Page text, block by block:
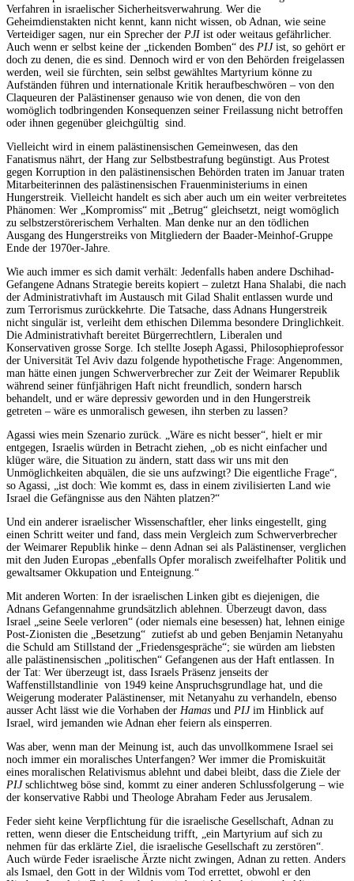
Verfahren in israelischer Sicherheitsverwahrung. Wer die
Geheimdienstakten nicht kennt, kann nicht wissen, ob Adnan, wie seine
Verteidiger sagen, nur ein Sprecher der PJI ist oder weitaus gefährlicher.
Auch wenn er selbst keine der „tickenden Bomben“ des PIJist, so gehört er
doch zu denen, die es sind. Dennoch wird er von den Behörden freigelassen
werden, weil sie fürchten, sein selbst gewähltes Martyrium könne zu
Aufständen führen und internationale Kritik heraufbeschwören – von den
Claqueuren der Palästinenser genauso wie von denen, die von den
womöglich todbringenden Konsequenzen seiner Freilassung nicht betroffen
oder ihnen gegenüber gleichgültig sind.
Vielleicht wird in einem palästinensischen Gemeinwesen, das den
Fanatismus nährt, der Hang zur Selbstbestrafung begünstigt. Aus Protest
gegen Korruption in den palästinensischen Behörden traten im Januar traten
Mitarbeiterinnen des palästinensischen Frauenministeriums in einen
Hungerstreik. Vielleicht handelt es sich aber auch um ein weiter verbreitetes
Phänomen: Wer „Kompromiss“ mit „Betrug“ gleichsetzt, neigt womöglich
zu selbstzerstörerischem Verhalten. Man denke nur an den tödlichen
Ausgang des Hungerstreiks von Mitgliedern der Baader-Meinhof-Gruppe
Ende der 1970er-Jahre.
Wie auch immer es sich damit verhält: Jedenfalls haben andere Dschihad-
Gefangene Adnans Strategie bereits kopiert – zuletzt Hana Shalabi, die nach
der Administrativhaft im Austausch mit Gilad Shalit entlassen wurde und
zum Terrorismus zurückkehrte. Die Tatsache, dass Adnans Hungerstreik
nicht singulär ist, verleiht dem ethischen Dilemma besondere Dringlichkeit.
Die Administrativhaft bereitet Bürgerrechtlern, Liberalen und
Konservativen grosse Sorge. Ich stellte Joseph Agassi, Philosophieprofessor
der Universität Tel Aviv dazu folgende hypothetische Frage: Angenommen,
man hätte einen jungen Schwerverbrecher zur Zeit der Weimarer Republik
während seiner fünfjährigen Haft nicht freundlich, sondern harsch
behandelt, und er wäre depressiv geworden und in den Hungerstreik
getreten – wäre es unmoralisch gewesen, ihn sterben zu lassen?
Agassi wies mein Szenario zurück. „Wäre es nicht besser“, hielt er mir
entgegen, Israelis würden in Betracht ziehen, „ob es nicht einfacher und
klüger wäre, die Situation zu ändern, statt dass wir uns mit den
Unmöglichkeiten abquälen, die sie uns aufzwingt? Die eigentliche Frage“,
so Agassi, „ist doch: Wie kommt es, dass in einem zivilisierten Land wie
Israel die Gefängnisse aus den Nähten platzen?“
Und ein anderer israelischer Wissenschaftler, eher links eingestellt, ging
einen Schritt weiter und fand, dass mein Vergleich zum Schwerverbrecher
der Weimarer Republik hinke – denn Adnan sei als Palästinenser, verglichen
mit den Juden Europas „ebenfalls Opfer moralisch zweifelhafter Politik und
gewaltsamer Okkupation und Enteignung.“
Mit anderen Worten: In der israelischen Linken gibt es diejenigen, die
Adnans Gefangennahme grundsätzlich ablehnen. Überzeugt davon, dass
Israel „seine Seele verloren“ (oder niemals eine besessen) hat, lehnen einige
Post-Zionisten die „Besetzung“ zutiefst ab und geben Benjamin Netanyahu
die Schuld am Stillstand der „Friedensgespräche“; sie würden am liebsten
alle palästinensischen „politischen“ Gefangenen aus der Haft entlassen. In
der Tat: Wer überzeugt ist, dass Israels Präsenz jenseits der
Waffenstillstandlinie von 1949 keine Anspruchsgrundlage hat, und die
Weigerung moderater Palästinenser, mit Netanyahu zu verhandeln, ebenso
ausser Acht lässt wie die Vorhaben der Hamas und PIJim Hinblick auf
Israel, wird jemanden wie Adnan eher feiern als einsperren.
Was aber, wenn man der Meinung ist, auch das unvollkommene Israel sei
noch immer ein moralisches Unterfangen? Wer immer die Promiskuität
eines moralischen Relativismus ablehnt und dabei bleibt, dass die Ziele der
PIJschlichtweg böse sind, kommt zu einer anderen Schlussfolgerung – wie
der konservative Rabbi und Theologe Abraham Feder aus Jerusalem.
Feder sieht keine Verpflichtung für die israelische Gesellschaft, Adnan zu
retten, wenn dieser die Entscheidung trifft, „ein Martyrium auf sich zu
nehmen für das erklärte Ziel, die israelische Gesellschaft zu zerstören“.
Auch würde Feder israelische Ärzte nicht zwingen, Adnan zu retten. Anders
als Ismael, den Gott in der Wildnis vom Tod errettet, obwohl er den